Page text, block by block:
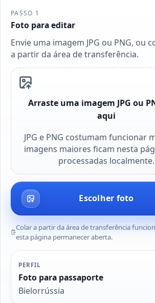
PASSO 1
Foto para editar
Envie uma imagem JPG ou PNG, ou
a partir da área de transferência.
Arraste uma imagem JPG ou
aqui
JPG e PNG costumam funcionar
imagens maiores ficam nesta
processadas localmente.
Escolher foto
Colar a partir da área de transferência
esta página permanecer aberta.
PERFIL
Foto para passaporte
Bielorrússia